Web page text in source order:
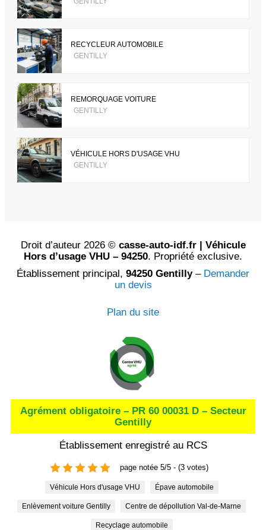
RECYCLEUR AUTOMOBILE
GENTILLY
REMORQUAGE VOITURE
GENTILLY
VÉHICULE HORS D'USAGE VHU
GENTILLY
Droit d’auteur 2026 © casse-auto-idf.fr | Véhicule
Hors d’usage VHU – 94250. Propriété exclusive.
Établissement principal, 94250 Gentilly– Demander
un devis
Plan du site
Agrément obligatoire – PR 60 00031 D – Secteur
Gentilly
Établissement enregistré au RCS
page notée 5/5 - (3 votes)
Véhicule Hors d'usage VHU Épave automobile
Enlèvement voiture Gentilly Centre de dépollution Val-de-Marne
Recyclage automobile